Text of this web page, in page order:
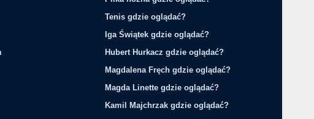
Tenis gdzie oglądać?
Iga Świątek gdzie oglądać?
Hubert Hurkacz gdzie oglądać?
Magdalena Fręch gdzie oglądać?
Magda Linette gdzie oglądać?
Kamil Majchrzak gdzie oglądać?